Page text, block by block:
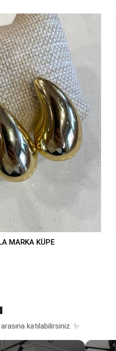
MARKA KÜPE
katılabilirsiniz. ✨